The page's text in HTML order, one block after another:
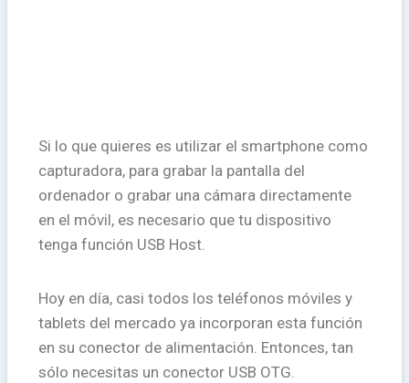
Si lo que quieres es utilizar el smartphone como
capturadora, para grabar la pantalla del
ordenador o grabar una cámara directamente
en el móvil, es necesario que tu dispositivo
tenga función USB Host.
Hoy en día, casi todos los teléfonos móviles y
tablets del mercado ya incorporan esta función
en su conector de alimentación. Entonces, tan
sólo necesitas un conector USB OTG.